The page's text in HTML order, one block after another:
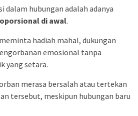
dalam hubungan adalah adanya
di awal.
hadiah mahal, dukungan
emosional tanpa
yang setara.
merasa bersalah atau tertekan
tersebut, meskipun hubungan baru